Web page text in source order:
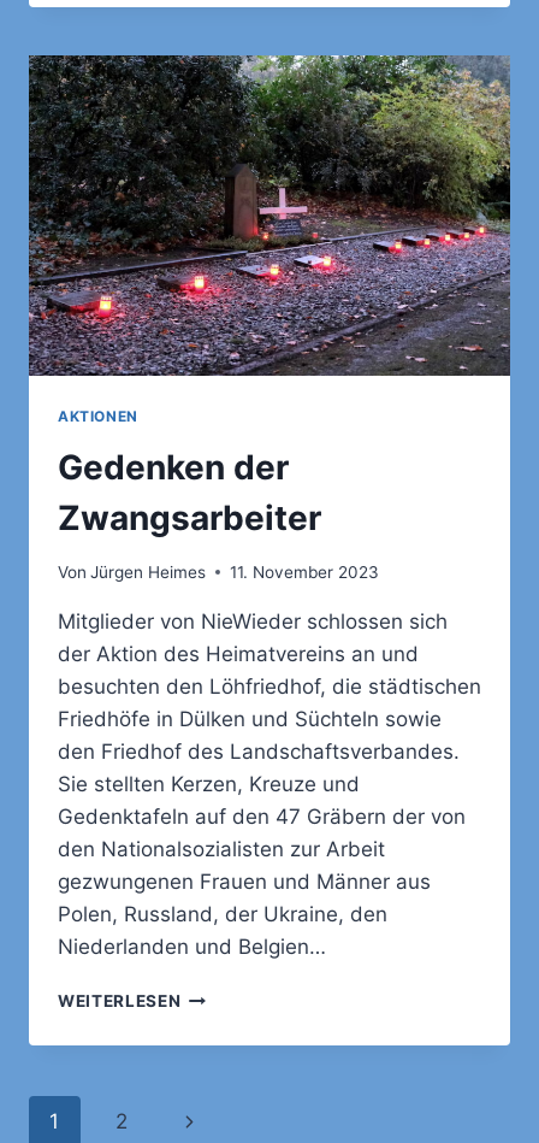
DEMONSTRATION
DEMOKRATIE
UND
DEMOKRATIEBEWUSSTSEIN
AKTIONEN
Gedenken der
Zwangsarbeiter
Von Jürgen Heimes 11. November 2023
Mitglieder von NieWieder schlossen sich
der Aktion des Heimatvereins an und
besuchten den Löhfriedhof, die städtischen
Friedhöfe in Dülken und Süchteln sowie
den Friedhof des Landschaftsverbandes.
Sie stellten Kerzen, Kreuze und
Gedenktafeln auf den 47 Gräbern der von
den Nationalsozialisten zur Arbeit
gezwungenen Frauen und Männer aus
Polen, Russland, der Ukraine, den
Niederlanden und Belgien…
WEITERLESEN GEDENKEN
ZWANGSARBEITER
Seitennavigation
1 2 Nächste